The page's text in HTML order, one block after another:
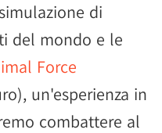
di
del mondo e le
Force
un'esperienza in
combattere al